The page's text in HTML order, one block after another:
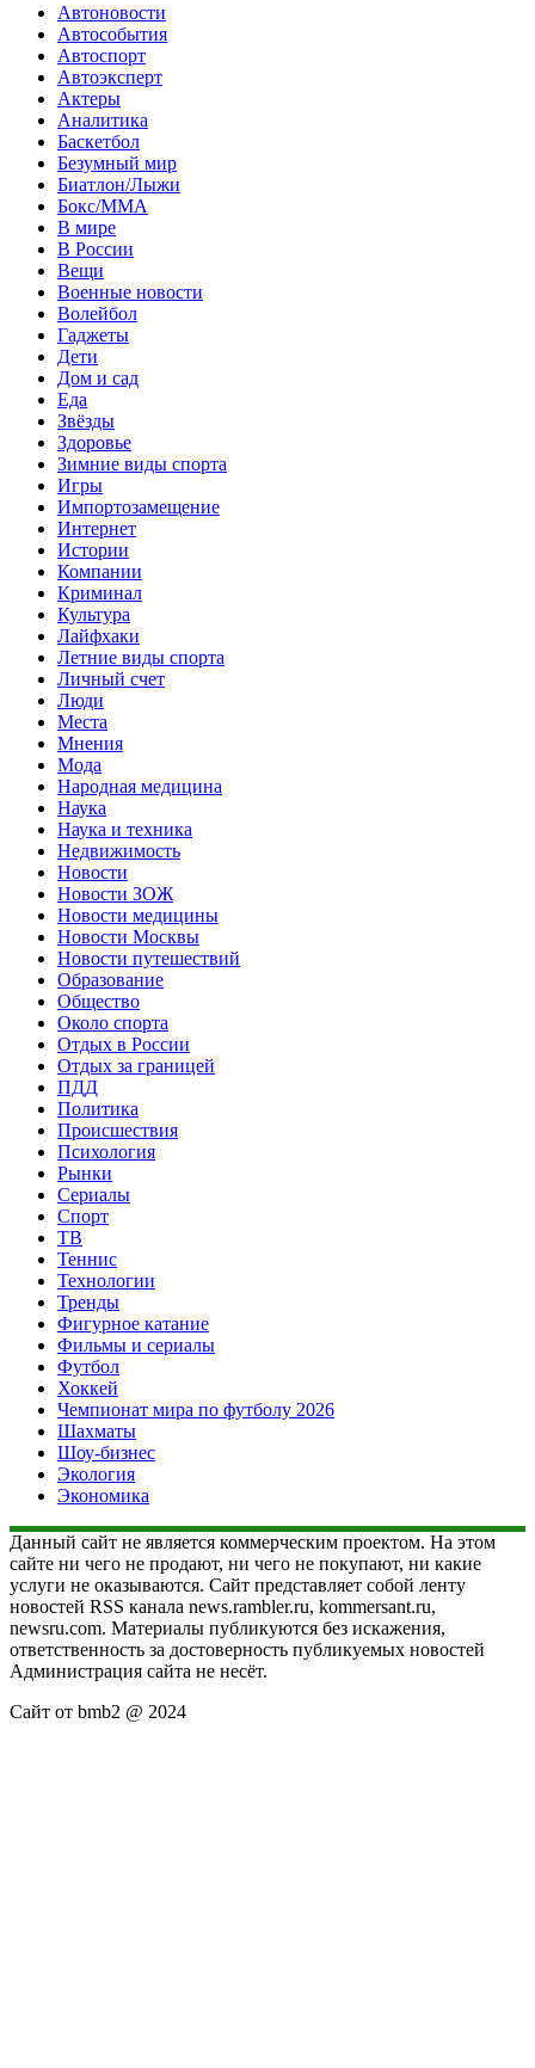
Автоновости
Автособытия
Автоспорт
Автоэксперт
Актеры
Аналитика
Баскетбол
Безумный мир
Биатлон/Лыжи
Бокс/MMA
В мире
В России
Вещи
Военные новости
Волейбол
Гаджеты
Дети
Дом и сад
Еда
Звёзды
Здоровье
Зимние виды спорта
Игры
Импортозамещение
Интернет
Истории
Компании
Криминал
Культура
Лайфхаки
Летние виды спорта
Личный счет
Люди
Места
Мнения
Мода
Народная медицина
Наука
Наука и техника
Недвижимость
Новости
Новости ЗОЖ
Новости медицины
Новости Москвы
Новости путешествий
Образование
Общество
Около спорта
Отдых в России
Отдых за границей
ПДД
Политика
Происшествия
Психология
Рынки
Сериалы
Спорт
ТВ
Теннис
Технологии
Тренды
Фигурное катание
Фильмы и сериалы
Футбол
Хоккей
Чемпионат мира по футболу 2026
Шахматы
Шоу-бизнес
Экология
Экономика
Данный сайт не является коммерческим проектом. На этом
сайте ни чего не продают, ни чего не покупают, ни какие
услуги не оказываются. Сайт представляет собой ленту
новостей RSS канала news.rambler.ru, kommersant.ru,
newsru.com. Материалы публикуются без искажения,
ответственность за достоверность публикуемых новостей
Администрация сайта не несёт.
Сайт от bmb2 @ 2024